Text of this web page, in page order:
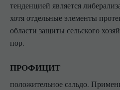
тенденцией является
хотя отдельные элементы
области защиты сельского
пор.
ПРОФИЦИТ
положительное сальдо.